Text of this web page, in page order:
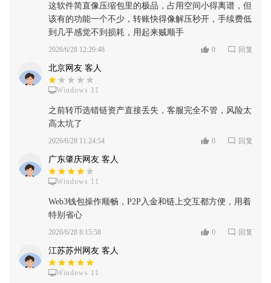
这软件简直像压缩包里的极品，占用空间小得离谱，但
该有的功能一个不少，转账快得像解压秒开，手续费低
到几乎感觉不到损耗，用起来贼顺手
2026/6/28 12:29:48 0 回复
北京网友 客人
Windows 11
之前转币选错链资产直接丢失，客服完全不管，风险太
高太坑了
2026/6/28 11:24:54 0 回复
广东肇庆网友 客人
Windows 11
Web3钱包操作顺畅，P2P入金和链上交互都方便，用着
特别省心
2026/6/28 8:15:58 0 回复
江苏苏州网友 客人
Windows 11